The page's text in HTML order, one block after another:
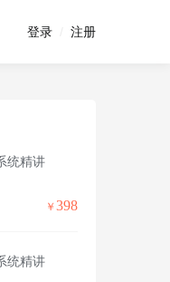
登录 注册
统精讲
￥ 398
统精讲